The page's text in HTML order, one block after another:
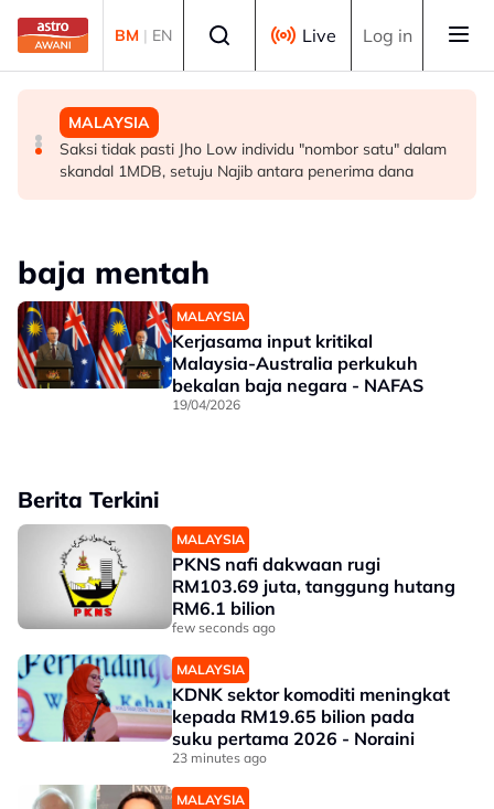
Skip to main content
BM | EN Live Log in
MALAYSIA
PKNS nafi dakwaan rugi RM103.69 juta, tanggung
hutang RM6.1 bilion
MALAYSIA
KDNK sektor komoditi meningkat kepada RM19.65 bilion
pada suku pertama 2026 - Noraini
MALAYSIA
Saksi tidak pasti Jho Low individu "nombor satu" dalam
skandal 1MDB, setuju Najib antara penerima dana
baja mentah
MALAYSIA
Kerjasama input kritikal
Malaysia-Australia perkukuh
bekalan baja negara - NAFAS
19/04/2026
Berita Terkini
MALAYSIA
PKNS nafi dakwaan rugi
RM103.69 juta, tanggung hutang
RM6.1 bilion
few seconds ago
MALAYSIA
KDNK sektor komoditi meningkat
kepada RM19.65 bilion pada
suku pertama 2026 - Noraini
23 minutes ago
MALAYSIA